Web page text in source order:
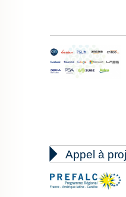
 Appel à